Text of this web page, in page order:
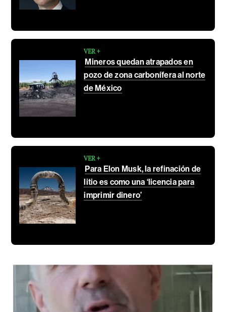
VER +
Mineros quedan atrapados en
pozo de zona carbonífera al norte
de México
VER +
Para Elon Musk, la refinación de
litio es como una ‘licencia para
imprimir dinero’